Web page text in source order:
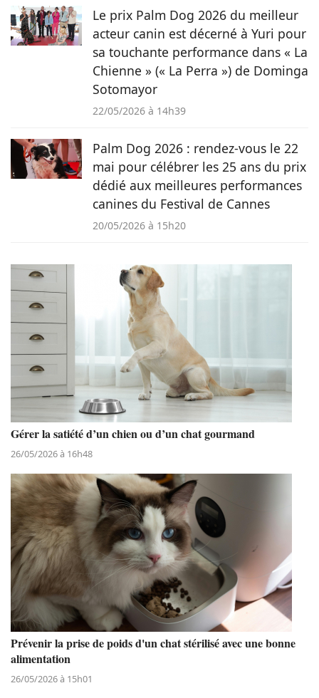
Le prix Palm Dog 2026 du meilleur
acteur canin est décerné à Yuri pour
sa touchante performance dans « La
Chienne » (« La Perra ») de Dominga
Sotomayor
22/05/2026 à 14h39
Palm Dog 2026 : rendez-vous le 22
mai pour célébrer les 25 ans du prix
dédié aux meilleures performances
canines du Festival de Cannes
20/05/2026 à 15h20
Gérer la satiété d’un chien ou d’un chat gourmand
26/05/2026 à 16h48
Prévenir la prise de poids d'un chat stérilisé avec une bonne
alimentation
26/05/2026 à 15h01